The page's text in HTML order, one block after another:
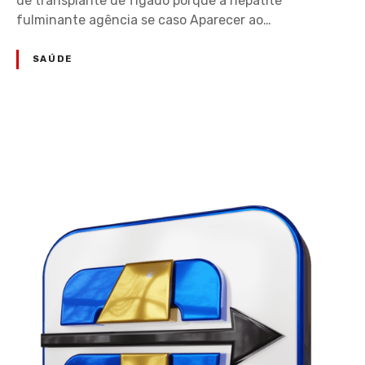
fulminante agência se caso Aparecer ao…
SAÚDE